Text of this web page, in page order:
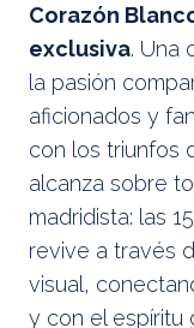
Corazón
exclusiva. Una
la pasión
aficionados y
con los triunfos
alcanza sobre
madridista: las
revive a través
visual,
y con el espíritu